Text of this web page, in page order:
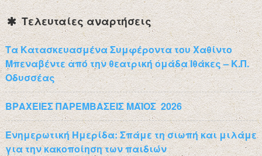
Τελευταίες αναρτήσεις
Τα Κατασκευασμένα Συμφέροντα του Χαθίντο
Μπεναβέντε από την θεατρική ομάδα Ιθάκες – Κ.Π.
Οδυσσέας
ΒΡΑΧΕΙΕΣ ΠΑΡΕΜΒΑΣΕΙΣ ΜΑΪΟΣ 2026
Ενημερωτική Ημερίδα: Σπάμε τη σιωπή και μιλάμε
για την κακοποίηση των παιδιών